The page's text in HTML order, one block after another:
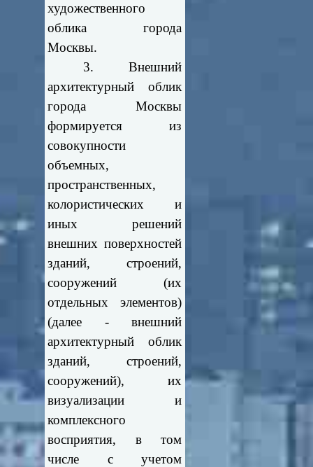
художественного
облика города
Москвы.
3. Внешний
архитектурный облик
города Москвы
формируется из
совокупности
объемных,
пространственных,
колористических и
иных решений
внешних поверхностей
зданий, строений,
сооружений (их
отдельных элементов)
(далее - внешний
архитектурный облик
зданий, строений,
сооружений), их
визуализации и
комплексного
восприятия, в том
числе с учетом